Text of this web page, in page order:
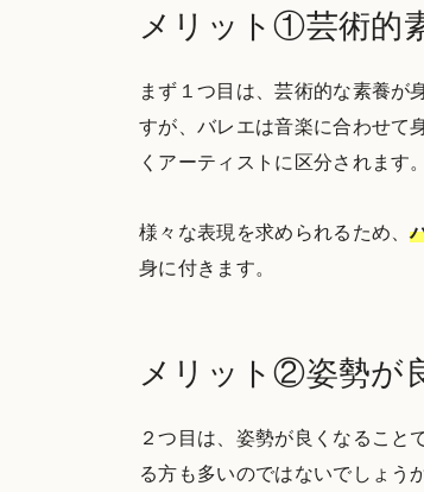
メリット①芸術的
まず１つ目は、芸術的な素養が
すが、バレエは音楽に合わせて
くアーティストに区分されます。
様々な表現を求められるため、
身に付きます。
メリット②姿勢が
２つ目は、姿勢が良くなること
る方も多いのではないでしょう